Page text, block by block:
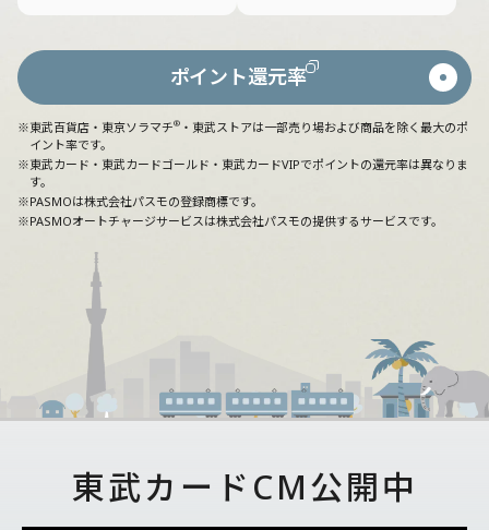
ポイント還元率
※東武百貨店・東京ソラマチ® ・東武ストアは一部売り場および商品を除く最大のポ
イント率です。
※東武カード・東武カードゴールド・東武カードVIPでポイントの還元率は異なりま
す。
※PASMOは株式会社パスモの登録商標です。
※PASMOオートチャージサービスは株式会社パスモの提供するサービスです。
東武カードCM公開中